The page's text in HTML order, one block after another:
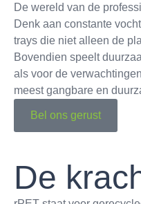
De wereld van de
Denk aan constante
trays die niet alleen de
Bovendien speelt
als voor de
meest gangbare en
Bel ons gerust
De